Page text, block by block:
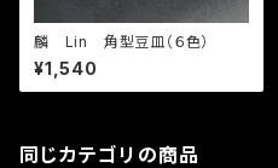
麟 Lin 角型豆皿（６色）
¥1,540
同じカテゴリの商品